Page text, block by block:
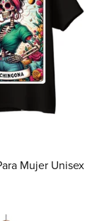
Mujer Unisex